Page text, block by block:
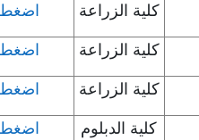
كلية الزراعة اضغط
كلية الزراعة اضغط
كلية الزراعة اضغط
كلية الدبلوم اضغط